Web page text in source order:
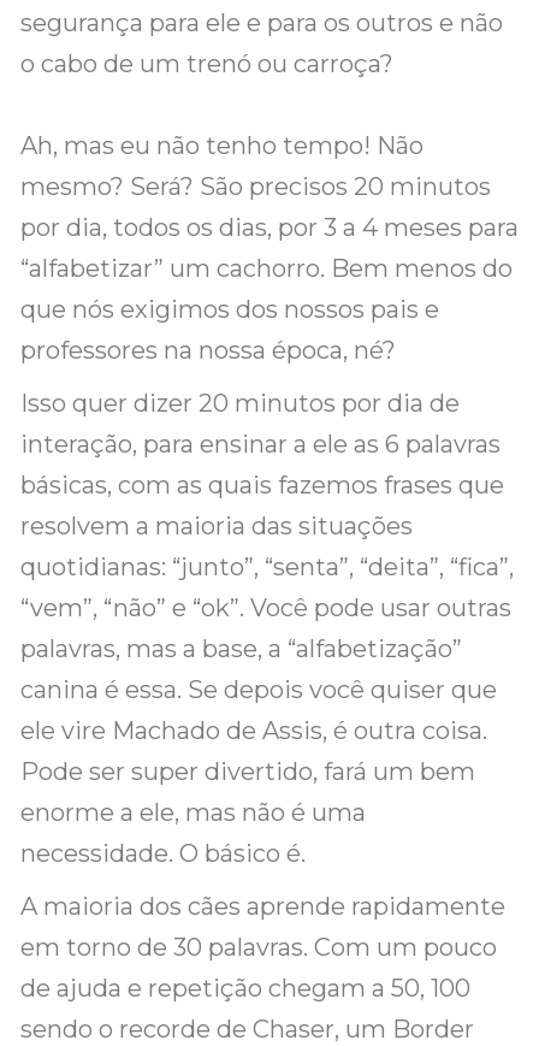
segurança para ele e para os outros e não
o cabo de um trenó ou carroça?
Ah, mas eu não tenho tempo! Não
mesmo? Será? São precisos 20 minutos
por dia, todos os dias, por 3 a 4 meses para
“alfabetizar” um cachorro. Bem menos do
que nós exigimos dos nossos pais e
professores na nossa época, né?
Isso quer dizer 20 minutos por dia de
interação, para ensinar a ele as 6 palavras
básicas, com as quais fazemos frases que
resolvem a maioria das situações
quotidianas: “junto”, “senta”, “deita”, “fica”,
“vem”, “não” e “ok”. Você pode usar outras
palavras, mas a base, a “alfabetização”
canina é essa. Se depois você quiser que
ele vire Machado de Assis, é outra coisa.
Pode ser super divertido, fará um bem
enorme a ele, mas não é uma
necessidade. O básico é.
A maioria dos cães aprende rapidamente
em torno de 30 palavras. Com um pouco
de ajuda e repetição chegam a 50, 100
sendo o recorde de Chaser, um Border